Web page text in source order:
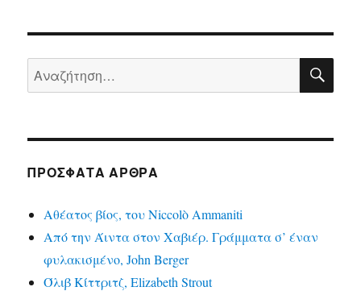
Αναζήτηση
για:
ΠΡΌΣΦΑΤΑ ΆΡΘΡΑ
Αθέατος βίος, του Niccolò Ammaniti
Από την Άιντα στον Χαβιέρ. Γράμματα σ’ έναν
φυλακισμένο, John Berger
Όλιβ Κίττριτζ, Elizabeth Strout